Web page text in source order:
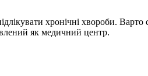
хронічні хвороби.
як медичний центр.